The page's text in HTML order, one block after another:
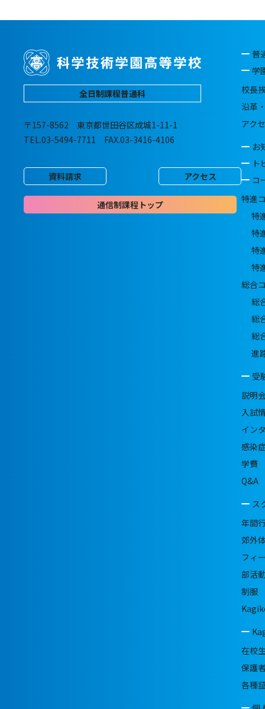
全日制課程普通科
〒157-8562 東京都世田谷区成城1-11-1
TEL.03-5494-7711 FAX.03-3416-4106
資料請求 アクセス
通信制課程トップ
普
学
校長
沿革
アク
お
ト
コ
特進
特
特
特
特
総合
総
総
総
進
受
説明
入試
イン
感染
学費
Q&A
ス
年間
郊外
フィ
部活
制服
在校
保護
各種